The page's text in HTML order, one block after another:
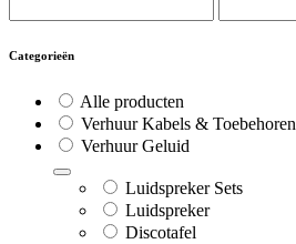
Categorieën
Alle producten
Verhuur Kabels & Toebehoren
Verhuur Geluid
Luidspreker Sets
Luidspreker
Discotafel